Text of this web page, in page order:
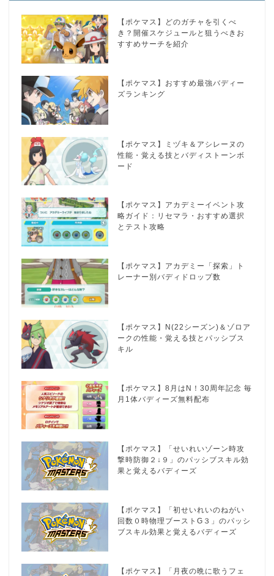
【ポケマス】どのガチャを引くべ
き？開催スケジュールと狙うべきお
すすめサーチを紹介
【ポケマス】おすすめ最強バディー
ズランキング
【ポケマス】ミヅキ＆アシレーヌの
性能・覚える技とバディストーンボ
ード
【ポケマス】アカデミーイベント攻
略ガイド：リセマラ・おすすめ選択
とテスト攻略
【ポケマス】アカデミー「探索」ト
レーナー別バディドロップ数
【ポケマス】N(22シーズン)＆ゾロア
ークの性能・覚える技とパッシブス
キル
【ポケマス】8月はN！30周年記念 毎
月1体バディーズ無料配布
【ポケマス】「せいれいゾーン時攻
撃時防御２↓９」のパッシブスキル効
果と覚えるバディーズ
【ポケマス】「初せいれいのねがい
回数０時物理ブーストG３」のパッシ
ブスキル効果と覚えるバディーズ
【ポケマス】「月夜の晩に歌うフェ